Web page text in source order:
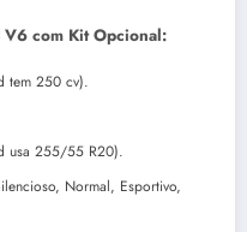
com Kit Opcional:
tem 250 cv).
usa 255/55 R20).
Normal, Esportivo,